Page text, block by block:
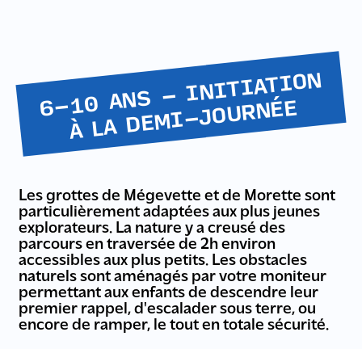
6-10 ANS - INITIATION
À LA DE
MI-JOURNÉE
Les grottes de Mégevette et de Morette sont
particulièrement adaptées aux plus jeunes
explorateurs. La nature y a creusé des
parcours en traversée de 2h environ
accessibles aux plus petits. Les obstacles
naturels sont aménagés par votre moniteur
permettant aux enfants de descendre leur
premier rappel, d'escalader sous terre, ou
encore de ramper, le tout en totale sécurité.